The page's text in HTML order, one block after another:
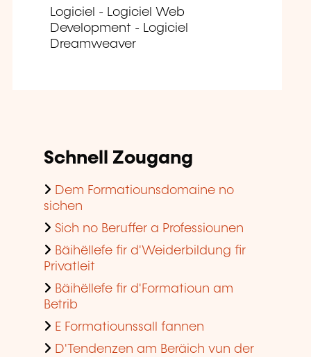
Logiciel - Logiciel Web
Development - Logiciel
Dreamweaver
Schnell Zougang
Dem Formatiounsdomaine no
sichen
Sich no Beruffer a Professiounen
Bäihëllefe fir d'Weiderbildung fir
Privatleit
Bäihëllefe fir d'Formatioun am
Betrib
E Formatiounssall fannen
D'Tendenzen am Beräich vun der